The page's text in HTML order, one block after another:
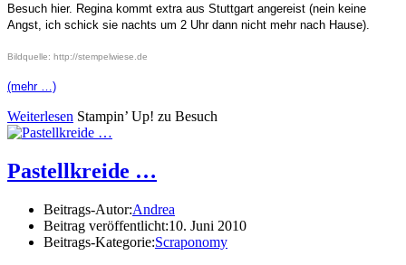
Besuch hier. Regina kommt extra aus Stuttgart angereist (nein keine
Angst, ich schick sie nachts um 2 Uhr dann nicht mehr nach Hause).
Bildquelle: http://stempelwiese.de
(mehr …)
Weiterlesen Stampin’ Up! zu Besuch
Pastellkreide …
Beitrags-Autor:Andrea
Beitrag veröffentlicht:10. Juni 2010
Beitrags-Kategorie:Scraponomy